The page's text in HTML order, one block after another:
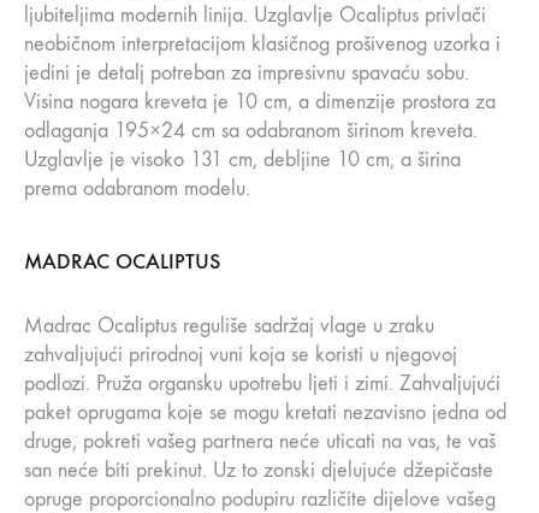
ljubiteljima modernih linija. Uzglavlje Ocaliptus privlači
neobičnom interpretacijom klasičnog prošivenog uzorka i
jedini je detalj potreban za impresivnu spavaću sobu.
Visina nogara kreveta je 10 cm, a dimenzije prostora za
odlaganja 195×24 cm sa odabranom širinom kreveta.
Uzglavlje je visoko 131 cm, debljine 10 cm, a širina
prema odabranom modelu.
MADRAC OCALIPTUS
Madrac Ocaliptus reguliše sadržaj vlage u zraku
zahvaljujući prirodnoj vuni koja se koristi u njegovoj
podlozi. Pruža organsku upotrebu ljeti i zimi. Zahvaljujući
paket oprugama koje se mogu kretati nezavisno jedna od
druge, pokreti vašeg partnera neće uticati na vas, te vaš
san neće biti prekinut. Uz to zonski djelujuće džepičaste
opruge proporcionalno podupiru različite dijelove vašeg